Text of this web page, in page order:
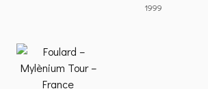
1999